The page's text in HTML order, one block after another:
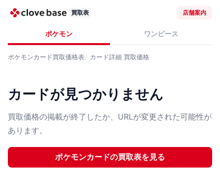
買取表 店舗案内
ポケモン ワンピース
ポケモンカード買取価格表 カード詳細 買取価格
カードが見つかりません
買取価格の掲載が終了したか、URLが変更された可能性が
あります。
ポケモンカードの買取表を見る